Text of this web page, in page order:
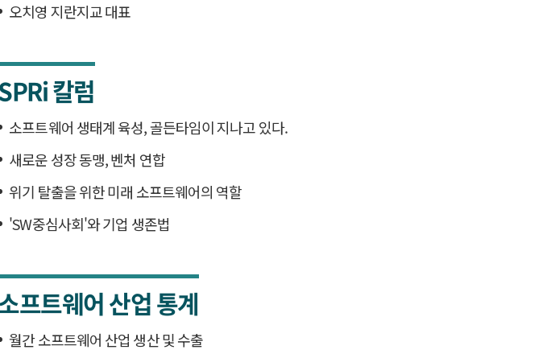
오치영 지란지교 대표
칼럼
소프트웨어 생태계 육성, 골든타임이 지나고 있다.
새로운 성장 동맹, 벤처 연합
위기 탈출을 위한 미래 소프트웨어의 역할
'SW중심사회'와 기업 생존법
프트웨어 산업 통계
월간 소프트웨어 산업 생산 및 수출